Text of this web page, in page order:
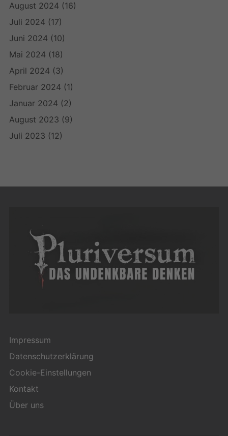
August 2024 (16)
Juli 2024 (17)
Juni 2024 (10)
Mai 2024 (18)
April 2024 (3)
Februar 2024 (1)
Januar 2024 (2)
August 2023 (9)
Juli 2023 (12)
Impressum
Datenschutzerklärung
Cookie-Einstellungen
Kontakt
Über uns